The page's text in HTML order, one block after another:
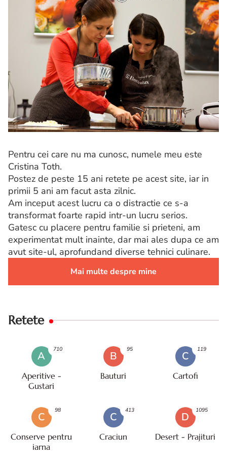
Pentru cei care nu ma cunosc, numele meu este
Cristina Toth.
Postez de peste 15 ani retete pe acest site, iar in
primii 5 ani am facut asta zilnic.
Am inceput acest lucru ca o distractie ce s-a
transformat foarte rapid intr-un lucru serios.
Gatesc cu placere pentru familie si prieteni, am
experimentat mult inainte, dar mai ales dupa ce am
avut site-ul, aprofundand diverse tehnici culinare.
Mai multe despre mine
Retete
A
Aperitive -
Gustari
710
B
Bauturi
95
C
Cartofi
119
C
Conserve pentru
iarna
98
C
Craciun
413
D
Desert - Prajituri
1095